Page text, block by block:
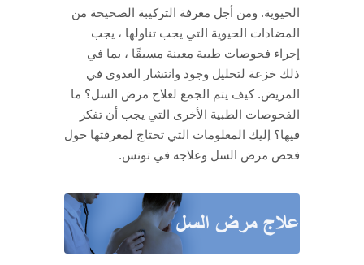
الحيوية. ومن أجل معرفة التركيبة الصحيحة من
المضادات الحيوية التي يجب تناولها ، يجب
إجراء فحوصات طبية معينة مسبقًا ، بما في
ذلك خزعة لتحليل وجود وانتشار العدوى في
المريض. كيف يتم الجمع لعلاج مرض السل؟ ما
الفحوصات الطبية الأخرى التي يجب أن تفكر
فيها؟ إليك المعلومات التي تحتاج لمعرفتها حول
فحص مرض السل وعلاجه في تونس.